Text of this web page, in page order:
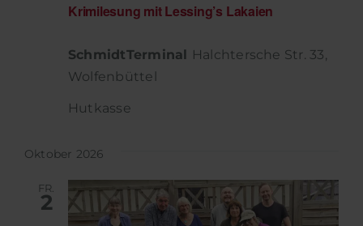
Krimilesung mit Lessing’s Lakaien
SchmidtTerminal Halchtersche Str. 33,
Wolfenbüttel
Hutkasse
Oktober 2026
FR.
2